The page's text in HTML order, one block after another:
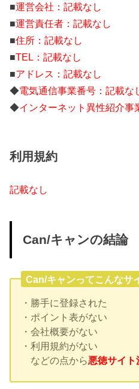
■運営会社：記載なし
■運営責任者：記載なし
■住所：記載なし
■TEL：記載なし
■アドレス：記載なし
◆電気通信事業番号：記載な
◆インターネット異性紹介事
利用規約
記載なし
Can/キャンの結論
Can/キャンってこんなサ
・勝手に登録された
・ポイント表がない
・会社概要がない
・利用規約がない
などの点から悪徳サイト